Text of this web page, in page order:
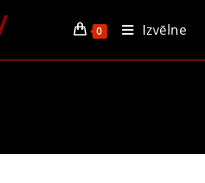
0 Izvēlne